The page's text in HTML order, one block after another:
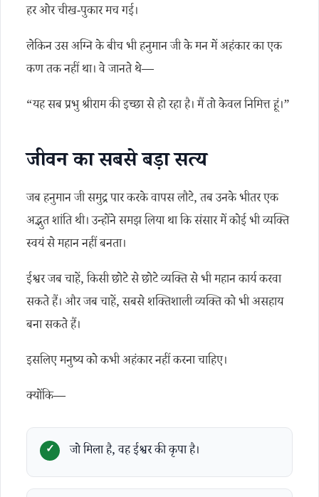
हर ओर चीख-पुकार मच गई।
लेकिन उस अग्नि के बीच भी हनुमान जी के मन में अहंकार का एक
कण तक नहीं था। वे जानते थे—
“यह सब प्रभु श्रीराम की इच्छा से हो रहा है। मैं तो केवल निमित्त हूं।”
जीवन का सबसे बड़ा सत्य
जब हनुमान जी समुद्र पार करके वापस लौटे, तब उनके भीतर एक
अद्भुत शांति थी। उन्होंने समझ लिया था कि संसार में कोई भी व्यक्ति
स्वयं से महान नहीं बनता।
ईश्वर जब चाहें, किसी छोटे से छोटे व्यक्ति से भी महान कार्य करवा
सकते हैं। और जब चाहें, सबसे शक्तिशाली व्यक्ति को भी असहाय
बना सकते हैं।
इसलिए मनुष्य को कभी अहंकार नहीं करना चाहिए।
क्योंकि—
जो मिला है, वह ईश्वर की कृपा है।